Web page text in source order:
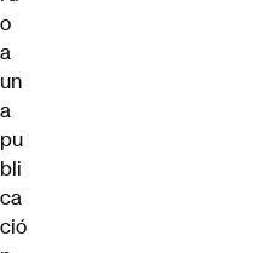
o
a
un
a
pu
bli
ca
ció